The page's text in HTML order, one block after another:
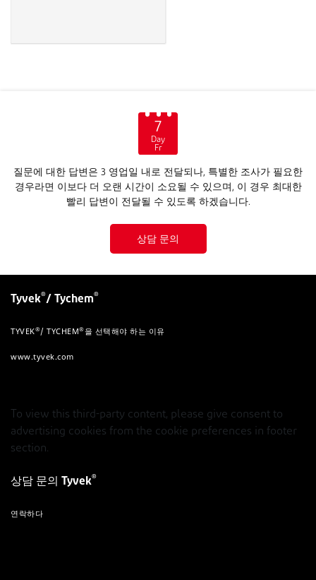
7
Day
Fr
질문에 대한 답변은 3 영업일 내로 전달되나, 특별한 조사가 필요한
경우라면 이보다 더 오랜 시간이 소요될 수 있으며, 이 경우 최대한
빨리 답변이 전달될 수 있도록 하겠습니다.
상담 문의
Tyvek®/ Tychem®
TYVEK®/ TYCHEM®을 선택해야 하는 이유
www.tyvek.com
To view this third-party content, please give consent to
advertising cookies from the cookie preferences in footer
section.
상담 문의 Tyvek®
연락하다